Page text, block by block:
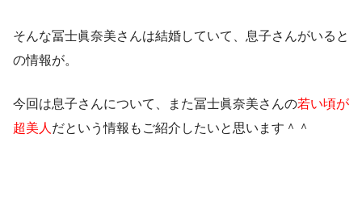
そんな冨士眞奈美さんは結婚していて、 息子さんがいる と
の情報が。
今回は息子さんについて、また冨士眞奈美さんの若い頃が
超美人 だという情報もご紹介したいと思います＾＾